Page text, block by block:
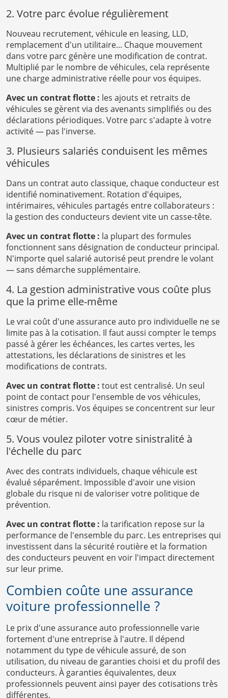
2. Votre parc évolue régulièrement
Nouveau recrutement, véhicule en leasing, LLD,
remplacement d'un utilitaire... Chaque mouvement
dans votre parc génère une modification de contrat.
Multiplié par le nombre de véhicules, cela représente
une charge administrative réelle pour vos équipes.
Avec un contrat flotte : les ajouts et retraits de
véhicules se gèrent via des avenants simplifiés ou des
déclarations périodiques. Votre parc s'adapte à votre
activité — pas l'inverse.
3. Plusieurs salariés conduisent les mêmes
véhicules
Dans un contrat auto classique, chaque conducteur est
identifié nominativement. Rotation d'équipes,
intérimaires, véhicules partagés entre collaborateurs :
la gestion des conducteurs devient vite un casse-tête.
Avec un contrat flotte : la plupart des formules
fonctionnent sans désignation de conducteur principal.
N'importe quel salarié autorisé peut prendre le volant
— sans démarche supplémentaire.
4. La gestion administrative vous coûte plus
que la prime elle-même
Le vrai coût d'une assurance auto pro individuelle ne se
limite pas à la cotisation. Il faut aussi compter le temps
passé à gérer les échéances, les cartes vertes, les
attestations, les déclarations de sinistres et les
modifications de contrats.
Avec un contrat flotte : tout est centralisé. Un seul
point de contact pour l'ensemble de vos véhicules,
sinistres compris. Vos équipes se concentrent sur leur
cœur de métier.
5. Vous voulez piloter votre sinistralité à
l'échelle du parc
Avec des contrats individuels, chaque véhicule est
évalué séparément. Impossible d'avoir une vision
globale du risque ni de valoriser votre politique de
prévention.
Avec un contrat flotte : la tarification repose sur la
performance de l'ensemble du parc. Les entreprises qui
investissent dans la sécurité routière et la formation
des conducteurs peuvent en voir l'impact directement
sur leur prime.
Combien coûte une assurance
voiture professionnelle ?
Le prix d'une assurance auto professionnelle varie
fortement d'une entreprise à l'autre. Il dépend
notamment du type de véhicule assuré, de son
utilisation, du niveau de garanties choisi et du profil des
conducteurs. À garanties équivalentes, deux
professionnels peuvent ainsi payer des cotisations très
différentes.